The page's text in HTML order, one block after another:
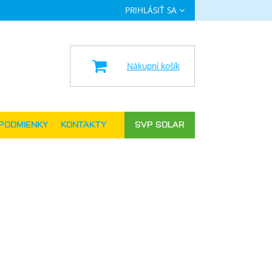
KONTAKTY SVP SOLAR
PRIHLÁSIŤ SA
Nákupní košík